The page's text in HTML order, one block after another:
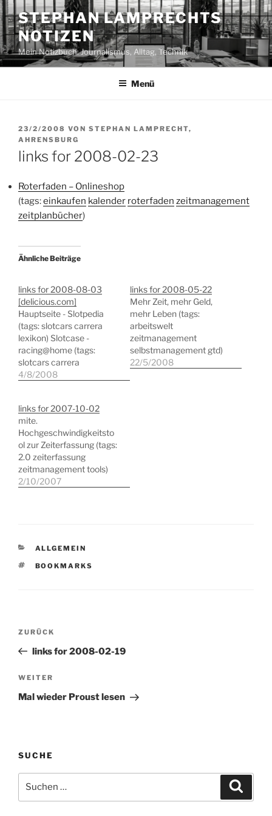
Zum
Inhalt
springen
STEPHAN LAMPRECHTS
NOTIZEN
Mein Notizbuch: Journalismus, Alltag, Technik
Menü
VERÖFFENTLICHT
AM
23/2/2008 VON STEPHAN LAMPRECHT,
AHRENSBURG
links for 2008-02-23
Roterfaden – Onlineshop
(tags:einkaufen kalender roterfaden zeitmanagement
zeitplanbücher)
Ähnliche Beiträge
links for 2008-08-03
[delicious.com]
Hauptseite - Slotpedia
(tags: slotcars carrera
lexikon) Slotcase -
racing@home (tags:
slotcars carrera
einkaufen shopping)
- Das klassische analoge
Rennbahnsystem mit
Fahrzeugen im Maßstab
1:32 (tags: slotcars
carrera shop einkaufen
shopping)
4/8/2008
links for 2008-05-22
Mehr Zeit, mehr Geld,
mehr Leben (tags:
arbeitswelt
zeitmanagement
selbstmanagement gtd)
22/5/2008
links for 2007-10-02
mite.
Hochgeschwindigkeitsto
ol zur Zeiterfassung (tags:
2.0 zeiterfassung
zeitmanagement tools)
Fake Name Generator
2/10/2007
KATEGORIEN
ALLGEMEIN
SCHLAGWÖRTER
BOOKMARKS
Beitragsnavigation
Vorheriger
Beitrag
ZURÜCK
links for 2008-02-19
Nächster
Beitrag
WEITER
Mal wieder Proust lesen
SUCHE
nach: